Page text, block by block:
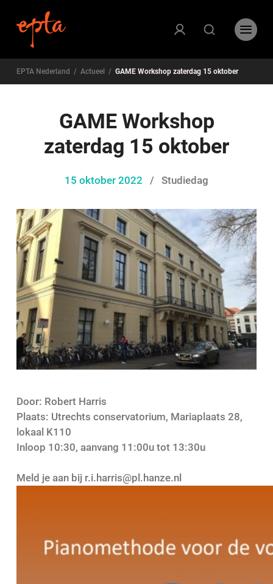
EPTA Nederland / Actueel / GAME Workshop zaterdag 15 oktober
GAME Workshop
zaterdag 15 oktober
15 oktober 2022 / Studiedag
Door: Robert Harris
Plaats: Utrechts conservatorium, Mariaplaats 28,
lokaal K110
Inloop 10:30, aanvang 11:00u tot 13:30u
Meld je aan bij r.i.harris@pl.hanze.nl